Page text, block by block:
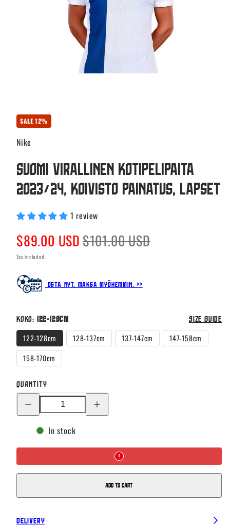
SALE 12%
Nike
Suomi Virallinen Kotipelipaita
2023/24, Koivisto painatus, Lapset
1 review
Sale
price
$89.00 USD Regular
price
$101.00 USD
Tax included.
Osta nyt. Maksa myöhemmin. >>
Koko: 122-128cm Size guide
122-128cm 128-137cm 137-147cm
147-158cm
158-170cm
Quantity
Decrease
quantity
Virallinen
Kotipelipaita
Lapset
quantity
painatus,
Lapset
In stock
Add to cart
Delivery